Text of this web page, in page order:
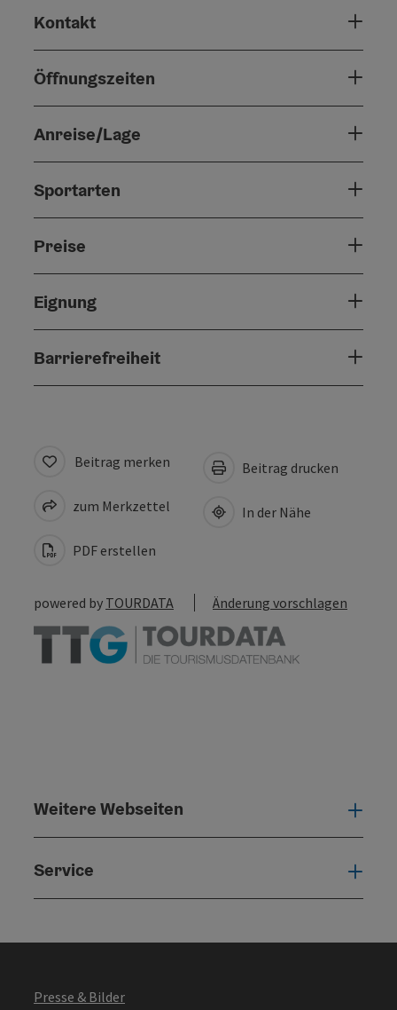
Kontakt
Öffnungszeiten
Anreise/Lage
Sportarten
Preise
Eignung
Barrierefreiheit
Beitrag merken
zum Merkzettel
PDF erstellen
Beitrag drucken
In der Nähe
powered by TOURDATA Änderung vorschlagen
Weitere Webseiten
Service
Presse & Bilder